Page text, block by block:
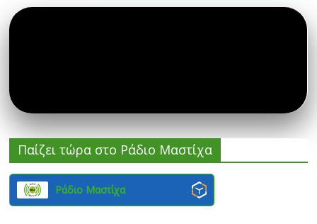
Παίζει τώρα στο Ράδιο Μαστίχα
Ράδιο Μαστίχα